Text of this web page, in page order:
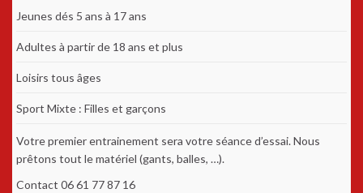
Jeunes dés 5 ans à 17 ans
Adultes à partir de 18 ans et plus
Loisirs tous âges
Sport Mixte : Filles et garçons
Votre premier entrainement sera votre séance d’essai. Nous
prêtons tout le matériel (gants, balles, …).
Contact 06 61 77 87 16